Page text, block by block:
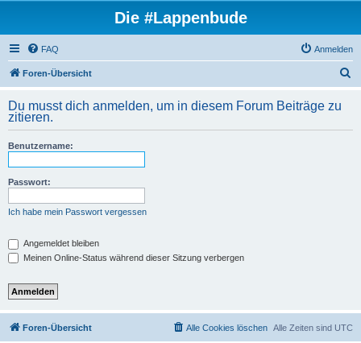
Die #Lappenbude
FAQ Anmelden
Foren-Übersicht
h
Du musst dich anmelden, um in diesem Forum Beiträge zu
zitieren.
Benutzername:
Passwort:
Ich habe mein Passwort vergessen
Angemeldet bleiben
Meinen Online-Status während dieser Sitzung verbergen
Foren-Übersicht Alle Zeiten sind UTC
Alle Cookies löschen